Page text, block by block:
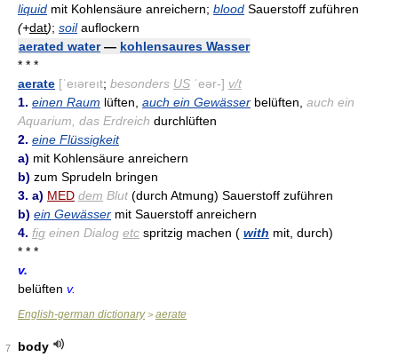
liquid mit Kohlensäure anreichern; blood Sauerstoff zuführen
(+dat); soilauflockern
aerated water— kohlensaures Wasser
* * *
aerate [ˈeıəreıt; besonders US ˈeər-] v/t
1. einen Raum lüften, auch ein Gewässer belüften, auch ein
Aquarium, das Erdreich durchlüften
2. eine Flüssigkeit
a) mit Kohlensäure anreichern
b) zum Sprudeln bringen
3. a) MED dem Blut (durch Atmung) Sauerstoff zuführen
b) ein Gewässer mit Sauerstoff anreichern
4. fig einen Dialog etc spritzig machen ( with mit, durch)
* * *
v.
belüften v.
English-german dictionary> aerate
7
body